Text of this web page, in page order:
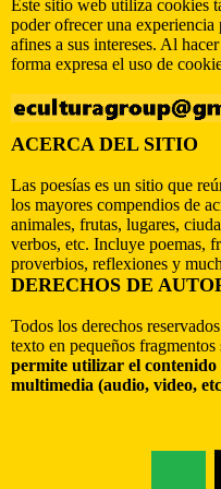
Este sitio web utiliza cookies
poder ofrecer una
afines a sus intereses. Al
forma expresa el uso de
ACERCA DEL SITIO
Las poesías es un sitio que
los mayores compendios de
animales, frutas, lugares,
verbos, etc. Incluye poemas,
proverbios, reflexiones y
DERECHOS DE
Todos los derechos
texto en pequeños
permite utilizar el
multimedia (audio, video,